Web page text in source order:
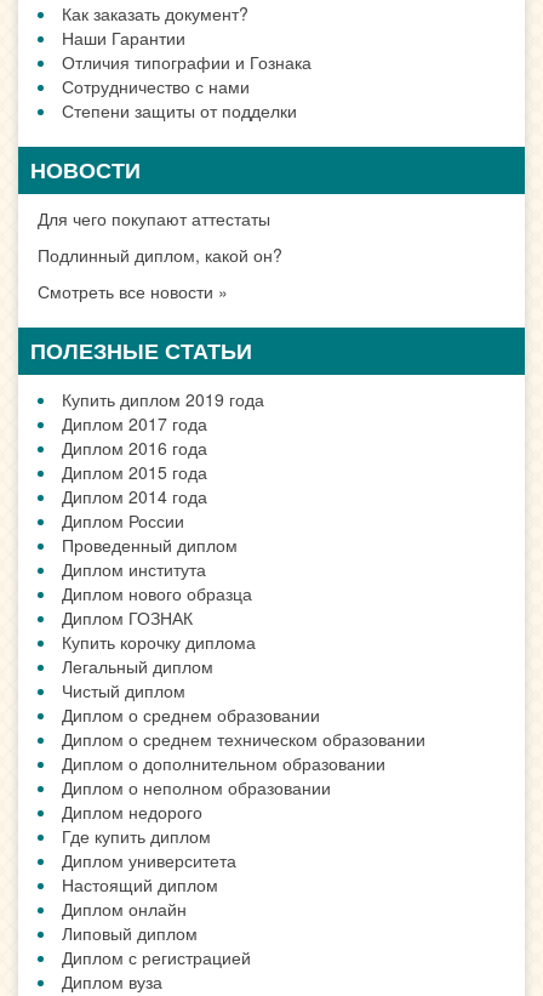
Как заказать документ?
Наши Гарантии
Отличия типографии и Гознака
Сотрудничество с нами
Степени защиты от подделки
НОВОСТИ
Для чего покупают аттестаты
Подлинный диплом, какой он?
Смотреть все новости »
ПОЛЕЗНЫЕ СТАТЬИ
Купить диплом 2019 года
Диплом 2017 года
Диплом 2016 года
Диплом 2015 года
Диплом 2014 года
Диплом России
Проведенный диплом
Диплом института
Диплом нового образца
Диплом ГОЗНАК
Купить корочку диплома
Легальный диплом
Чистый диплом
Диплом о среднем образовании
Диплом о среднем техническом образовании
Диплом о дополнительном образовании
Диплом о неполном образовании
Диплом недорого
Где купить диплом
Диплом университета
Настоящий диплом
Диплом онлайн
Липовый диплом
Диплом с регистрацией
Диплом вуза